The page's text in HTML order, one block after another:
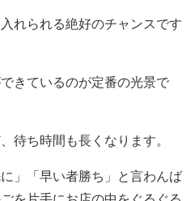
れられる絶好のチャンスです
きているのが定番の光景で
待ち時間も長くなります。
」「早い者勝ち」と言わんば